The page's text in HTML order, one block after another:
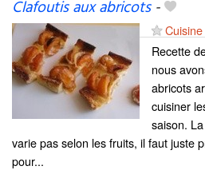
Clafoutis aux abricots-
Recette
nous
abricots
cuisiner
saison.
varie pas selon les fruits, il faut juste
pour...